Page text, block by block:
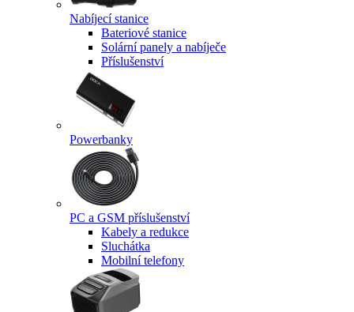
Nabíjecí stanice
Bateriové stanice
Solární panely a nabíječe
Příslušenství
Powerbanky
PC a GSM příslušenství
Kabely a redukce
Sluchátka
Mobilní telefony